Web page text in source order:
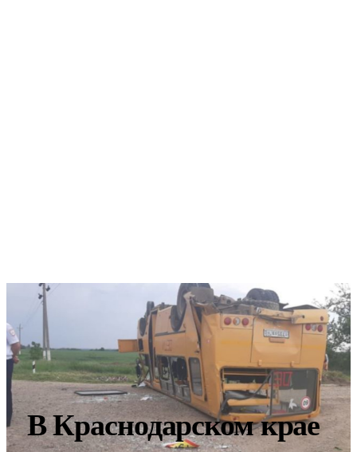
В Краснодарском крае